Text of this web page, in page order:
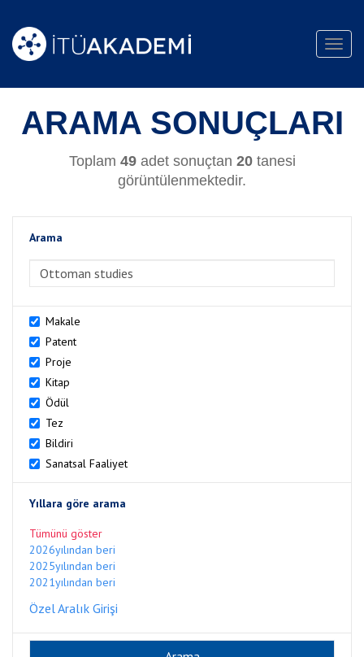
ARAMA SONUÇLARI
Toplam 49adet sonuçtan 20tanesi
görüntülenmektedir.
Arama
Makale
Patent
Proje
Kitap
Ödül
Tez
Bildiri
Sanatsal Faaliyet
Yıllara göre arama
Tümünü göster
2026yılından beri
2025yılından beri
2021yılından beri
Özel Aralık Girişi